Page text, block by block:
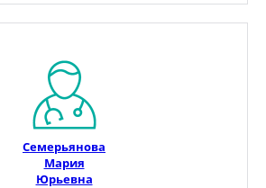
Семерьянова
Мария
Юрьевна